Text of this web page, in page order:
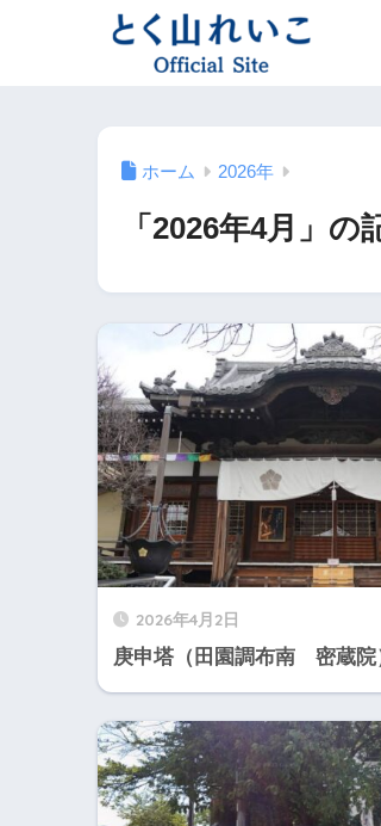
ホーム 2026年
「2026年4月」の
2026年4月2日
庚申塔（田園調布南 密蔵院